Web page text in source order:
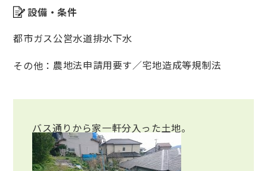
設備・条件
都市ガス公営水道排水下水
その他： 農地法申請用要す／宅地造成等規制法
バス通りから家一軒分入った土地。